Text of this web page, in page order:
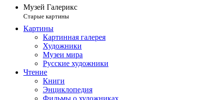
Музей Галерикс
Старые картины
Картины
Картинная галерея
Художники
Музеи мира
Русские художники
Чтение
Книги
Энциклопедия
Фильмы о художниках